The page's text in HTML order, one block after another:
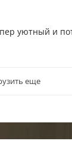
уютный и
еще